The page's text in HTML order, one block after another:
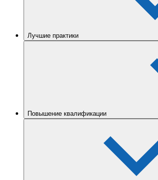
Лучшие практики
Повышение квалификации